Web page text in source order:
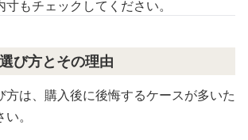
もチェックしてください。
び方とその理由
方は、購入後に後悔するケースが多いた
。